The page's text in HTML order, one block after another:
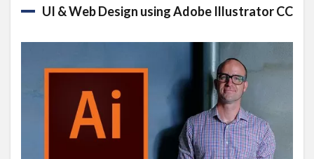
UI & Web Design using Adobe Illustrator CC